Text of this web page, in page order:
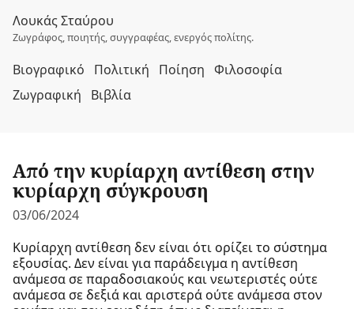
Λουκάς Σταύρου
Ζωγράφος, ποιητής, συγγραφέας, ενεργός πολίτης.
Βιογραφικό Πολιτική Ποίηση Φιλοσοφία
Ζωγραφική
Βιβλία
Από την κυρίαρχη αντίθεση στην
κυρίαρχη σύγκρουση
03/06/2024
Κυρίαρχη αντίθεση δεν είναι ότι ορίζει το σύστημα
εξουσίας. Δεν είναι για παράδειγμα η αντίθεση
ανάμεσα σε παραδοσιακούς και νεωτεριστές ούτε
ανάμεσα σε δεξιά και αριστερά ούτε ανάμεσα στον